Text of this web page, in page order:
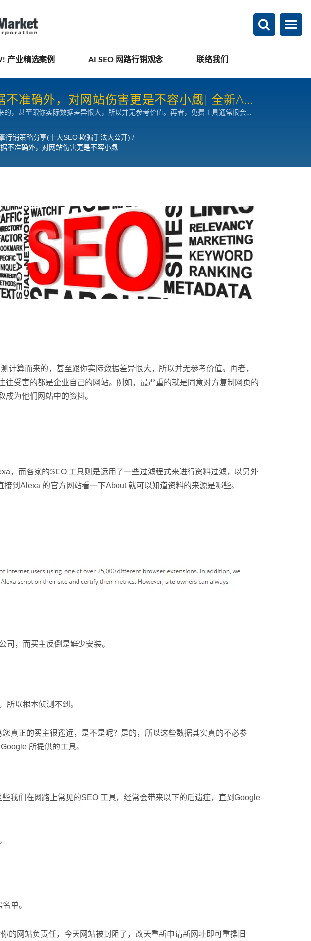
产业精选案例 AI SEO 网路行销观念 联络我们
不准确外，对网站伤害更是不容小觑| 全新AI
销策略分享
，甚至跟你实际数据差异恨大，所以并无参考价值。再者，免费工具通常很会行
取成为他们网站中的资料。
行销策略分享(十大SEO 欺骗手法大公开) /
不准确外，对网站伤害更是不容小觑
算而来的，甚至跟你实际数据差异恨大，所以并无参考价值。再者，
受害的都是企业自己的网站。例如，最严重的就是同意对方复制网页的
为他们网站中的资料。
，而各家的SEO 工具则是运用了一些过滤程式来进行资料过滤，以另外
到Alexa 的官方网站看一下About 就可以知道资料的来源是哪些。
司，而买主反倒是鲜少安装。
所以根本侦测不到。
真正的买主很遥远，是不是呢？是的，所以这些数据其实真的不必参
所提供的工具。
我们在网路上常见的SEO 工具，经常会带来以下的后遗症，直到Google
单。
的网站负责任，今天网站被封阻了，改天重新申请新网址即可重操旧